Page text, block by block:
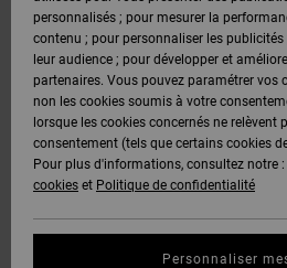
personnalisés ; pour mesurer la
contenu ; pour personnaliser les
leur audience ; pour développer et
partenaires. Vous pouvez paramétrer vos
non les cookies soumis à votre
lorsque les cookies concernés ne relèvent
consentement (tels que certains cookies
Pour plus d'informations, consultez notre :
cookies et Politique de confidentialité
Personnaliser